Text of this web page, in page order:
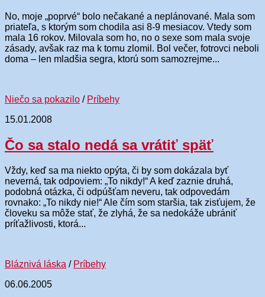
No, moje „poprvé“ bolo nečakané a neplánované. Mala som
priateľa, s ktorým som chodila asi 8-9 mesiacov. Vtedy som
mala 16 rokov. Milovala som ho, no o sexe som mala svoje
zásady, avšak raz ma k tomu zlomil. Bol večer, fotrovci neboli
doma – len mladšia segra, ktorú som samozrejme...
Niečo sa pokazilo / Príbehy
15.01.2008
Čo sa stalo nedá sa vrátiť späť
Vždy, keď sa ma niekto opýta, či by som dokázala byť
neverná, tak odpoviem: „To nikdy!“ A keď zaznie druhá,
podobná otázka, či odpúšťam neveru, tak odpovedám
rovnako: „To nikdy nie!“ Ale čím som staršia, tak zisťujem, že
človeku sa môže stať, že zlyhá, že sa nedokáže ubrániť
príťažlivosti, ktorá...
Bláznivá láska / Príbehy
06.06.2005